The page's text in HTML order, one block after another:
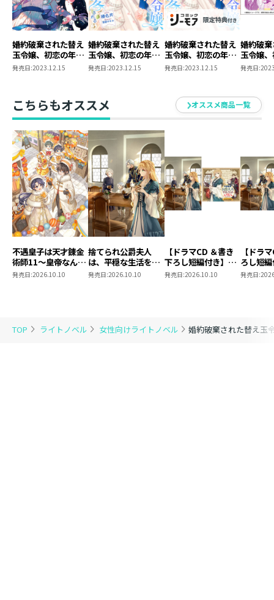
TOP ライトノベル 女性向けライトノベル 婚約破棄された替え玉
婚約破棄された替え
玉令嬢、初恋の年上
王子に溺愛される
発売日:2023.12.15
婚約破棄された替え
玉令嬢、初恋の年上
王子に溺愛される5
発売日:2023.12.15
婚約破棄された替え
玉令嬢、初恋の年上
王子に溺愛される
籍限定SS付き】
発売日:2023.12.15
婚約破
玉令嬢
王子に
発売日:
こちらもオススメ オススメ商品一覧
不遇皇子は天才錬金
術師11～皇帝なんて
柄じゃないので弟妹
発売日:2026.10.10
捨てられ公爵夫人
は、平穏な生活をお
望みのようです5
発売日:2026.10.10
【ドラマCD ＆書き
下ろし短編付き】捨
てられ公爵夫人は、
発売日:2026.10.10
【ドラ
ろし短
られ公
発売日: